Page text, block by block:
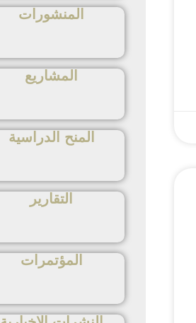
المنشورات
المشاريع
المنح الدراسية
التقارير
المؤتمرات